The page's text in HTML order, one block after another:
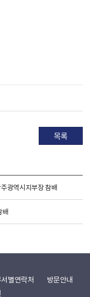
목록
광역시지부장 참배
배
별연락처
방문안내